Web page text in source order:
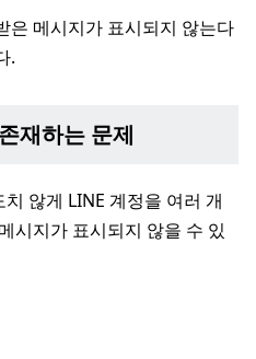
은 메시지가 표시되지 않는다
.
재하는 문제
않게 LINE 계정을 여러 개
시지가 표시되지 않을 수 있